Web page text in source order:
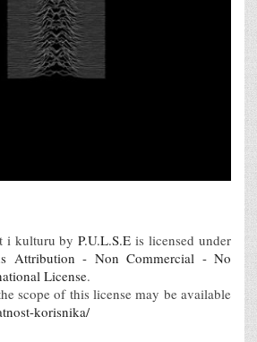
i kulturu byP.U.L.S.E is licensed under
Attribution - Non Commercial - No
License.
scope of this license may be available
korisnika/